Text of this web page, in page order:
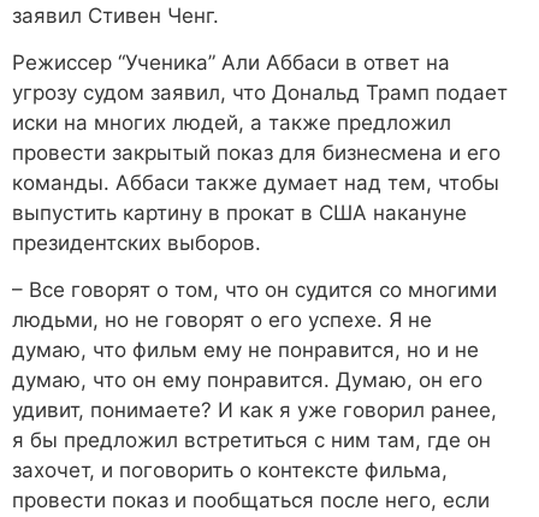
заявил Стивен Ченг.
Режиссер “Ученика” Али Аббаси в ответ на
угрозу судом заявил, что Дональд Трамп подает
иски на многих людей, а также предложил
провести закрытый показ для бизнесмена и его
команды. Аббаси также думает над тем, чтобы
выпустить картину в прокат в США накануне
президентских выборов.
– Все говорят о том, что он судится со многими
людьми, но не говорят о его успехе. Я не
думаю, что фильм ему не понравится, но и не
думаю, что он ему понравится. Думаю, он его
удивит, понимаете? И как я уже говорил ранее,
я бы предложил встретиться с ним там, где он
захочет, и поговорить о контексте фильма,
провести показ и пообщаться после него, если